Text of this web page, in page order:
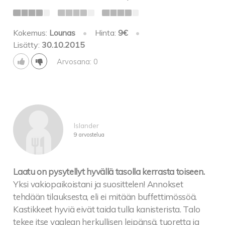
Kinkku-ananaspasta
Pekoni-punasipulipasta
Metwurstipasta
Härkäruukku 12,00
Häränulkofileetä kermaisessapippurikastkkeessa
uuniperunan kera
Broitsuruukku 11,00
Broitsun fileetä
kermaisessapaprikasipulikastikkeessa uuniperunan
kera
Kokemus: Lounas • Hinta: 9€
•
Lisätty: 30.10.2015
Arvosana: 0
Islander
9 arvostelua
Laatu on pysytellyt hyvällä tasolla kerrasta toiseen.
Yksi vakiopaikoistani ja suosittelen! Annokset
tehdään tilauksesta, eli ei mitään buffettimössöä.
Kastikkeet hyviä eivät taida tulla kanisterista. Talo
tekee itse vaalean herkullisen leipänsä, tuoretta ja